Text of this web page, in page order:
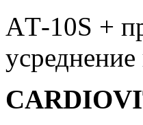
AТ-10S +